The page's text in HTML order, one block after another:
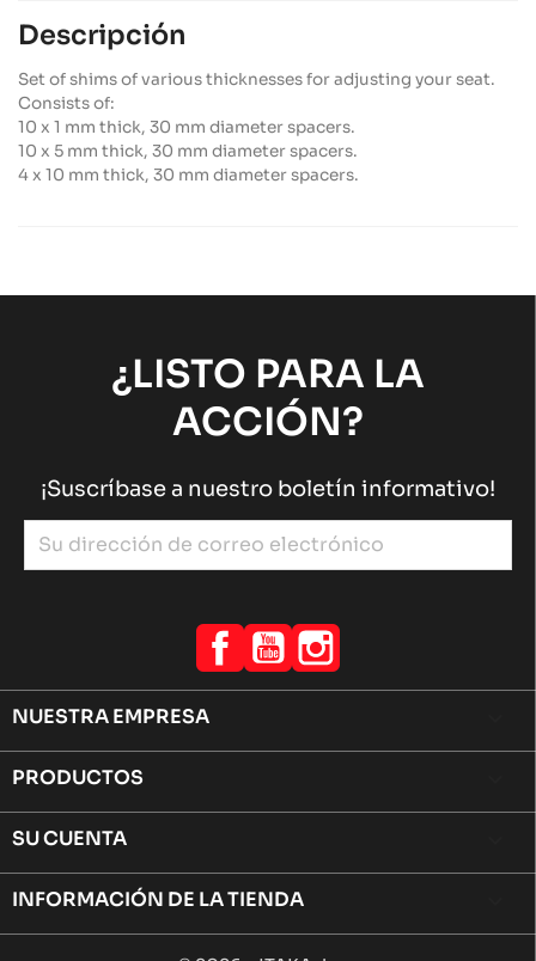
Descripción
Set of shims of various thicknesses for adjusting your seat.
Consists of:
10 x 1 mm thick, 30 mm diameter spacers.
10 x 5 mm thick, 30 mm diameter spacers.
4 x 10 mm thick, 30 mm diameter spacers.
¿LISTO PARA LA
ACCIÓN?
¡Suscríbase a nuestro boletín informativo!
Facebook
YouTube
NUESTRA EMPRESA
PRODUCTOS
SU CUENTA
INFORMACIÓN DE LA TIENDA